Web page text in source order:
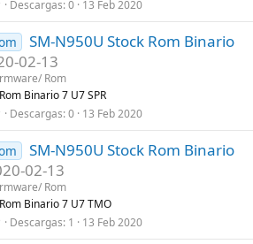
l
a
(
s
)
0
0
e
s
t
r
e
l
a
(
s
)
Descargas 0 13 Feb 2020
SM-N950U Stock Rom Binario
02-13
Rom
Binario 7 U7 SPR
0
0
0
e
s
t
r
e
l
Descargas 0 13 Feb 2020
SM-N950U Stock Rom Binario
02-13
Rom
Binario 7 U7 TMO
0 Descargas 1 13 Feb 2020